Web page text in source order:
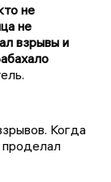
не
не
взрывы и
Когда
проделал